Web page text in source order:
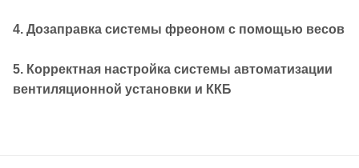
4. Дозаправка системы фреоном с помощью весов
5. Корректная настройка системы автоматизации
вентиляционной установки и ККБ